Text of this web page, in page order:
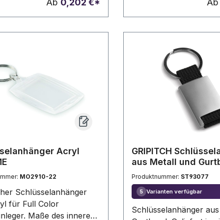
Ab 0,202 €*
Eintrittskarten,
Besucherausweisen
Kunststoffteil gedruckt.
Acryl
MO2910-22
Schlüsselanhänger
für Full Color
Maße des inneren
GRIPITCH
aus Metall und
Produktnummer: ST93077
5 Varianten verfügbar
Schlüsselanhänger